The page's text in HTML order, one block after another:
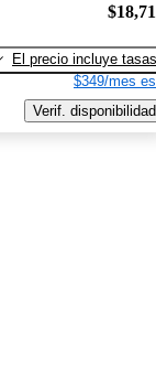
El precio incluye tasas
$349/mes
Verif. disponibilidad